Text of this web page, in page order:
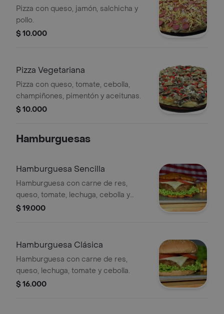
Pizza con queso, jamón, salchicha y
pollo.
$ 10.000
Pizza Vegetariana
Pizza con queso, tomate, cebolla,
champiñones, pimentón y aceitunas.
$ 10.000
Hamburguesas
Hamburguesa Sencilla
Hamburguesa con carne de res,
queso, tomate, lechuga, cebolla y
papas a la francesa.
$ 19.000
Hamburguesa Clásica
Hamburguesa con carne de res,
queso, lechuga, tomate y cebolla.
$ 16.000